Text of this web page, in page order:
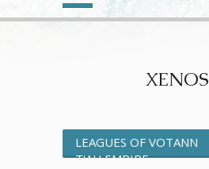
XENOS